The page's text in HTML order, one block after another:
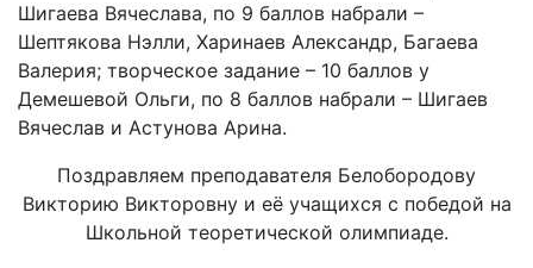
Шигаева Вячеслава, по 9 баллов набрали –
Шептякова Нэлли, Харинаев Александр, Багаева
Валерия; творческое задание – 10 баллов у
Демешевой Ольги, по 8 баллов набрали – Шигаев
Вячеслав и Астунова Арина.
Поздравляем преподавателя Белобородову
Викторию Викторовну и её учащихся с победой на
Школьной теоретической олимпиаде.